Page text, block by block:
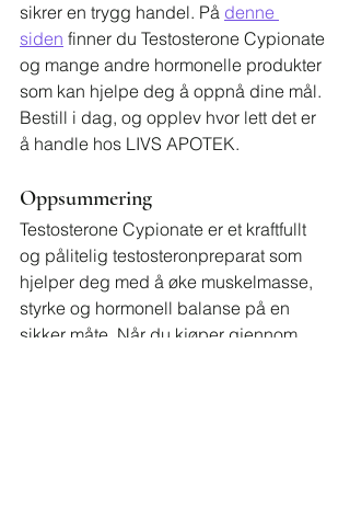
sikrer en trygg handel. På denne
siden finner du Testosterone Cypionate
og mange andre hormonelle produkter
som kan hjelpe deg å oppnå dine mål.
Bestill i dag, og opplev hvor lett det er
å handle hos LIVS APOTEK.
Oppsummering
Testosterone Cypionate er et kraftfullt
og pålitelig testosteronpreparat som
hjelper deg med å øke muskelmasse,
styrke og hormonell balanse på en
sikker måte. Når du kjøper gjennom